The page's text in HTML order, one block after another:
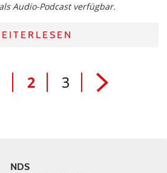
Audio-Podcast verfügbar.
2 3
NDS